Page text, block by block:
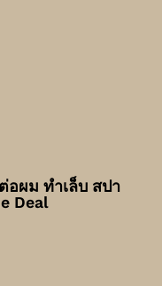
ผม ทำเล็บ สปา
Deal